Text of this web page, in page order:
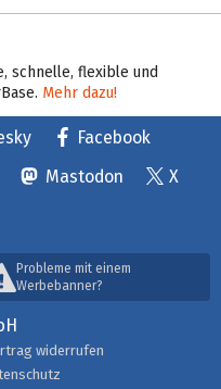
schnelle, flexible und
Mehr dazu!
Facebook
Mastodon
X
Probleme mit einem
Werbebanner?
widerrufen